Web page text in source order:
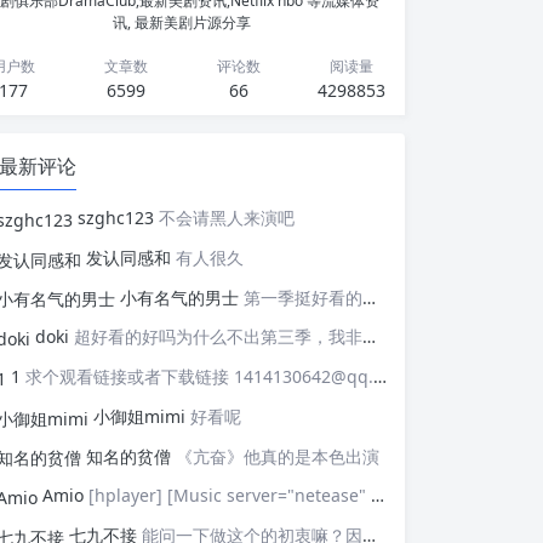
讯, 最新美剧片源分享
户数 文章数
6599
评论数
66
阅读量
4298853
最新评论
szghc123 不会请黑人来演吧
发认同感和 有人很久
小有名气的男士 第一季挺好看的，天天等着更新，应该接着拍第二季，这个剧情拍个四季应该是没有问题的，期待
doki 超好看的好吗为什么不出第三季，我非常喜欢这部剧
1 求个观看链接或者下载链接 1414130642@qq.com
小御姐mimi 好看呢
知名的贫僧
《亢奋》他真的是本色出演
Amio [hplayer] [Music server="netease" id="" type=""/] [/hplayer] 试试
七九不接 能问一下做这个的初衷嘛？因为真的有被触动到